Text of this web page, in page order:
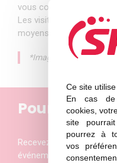
Ce site
En cas
cookies,
site
pourrez à
vos
vous confirmer la date
Les visiteurs devront se
moyens).
*Image : Une partie du
Pour ne rien
Recevez les actualités
événements de la